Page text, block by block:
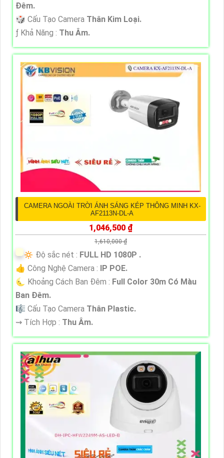
Đêm.
🎲 Cấu Tạo Camera Thân Kim Loại.
️ƒ Khả Năng : Thu Âm.
CAMERA NGOÀI TRỜI ÁNH SÁNG KÉP THÔNG MINH KX-
AF2113N-DL-A
1,046,500 ₫
1,610,000 ₫
🔅 Độ sắc nét : FULL HD 1080P .
👍 Công Nghệ Camera : IP POE.
🌜 Khoảng Cách Ban Đêm : Full Color 30m Có Màu
Ban Ðêm.
🎼️ Cấu Tạo Camera Thân Plastic.
️⇝ Tích Hợp : Thu Âm.